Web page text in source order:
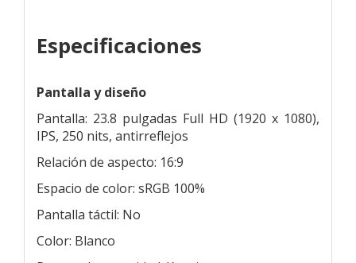
Especificaciones
Pantalla y diseño
Pantalla: 23.8 pulgadas Full HD (1920 x 1080),
IPS, 250 nits, antirreflejos
Relación de aspecto: 16:9
Espacio de color: sRGB 100%
Pantalla táctil: No
Color: Blanco